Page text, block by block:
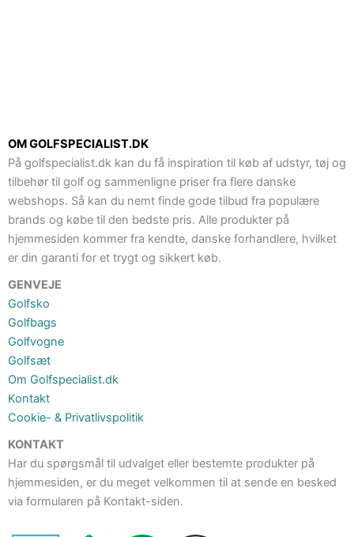
OM GOLFSPECIALIST.DK
På golfspecialist.dk kan du få inspiration til køb af udstyr, tøj og
tilbehør til golf og sammenligne priser fra flere danske
webshops. Så kan du nemt finde gode tilbud fra populære
brands og købe til den bedste pris. Alle produkter på
hjemmesiden kommer fra kendte, danske forhandlere, hvilket
er din garanti for et trygt og sikkert køb.
GENVEJE
Golfsko
Golfbags
Golfvogne
Golfsæt
Om Golfspecialist.dk
Kontakt
Cookie- & Privatlivspolitik
KONTAKT
Har du spørgsmål til udvalget eller bestemte produkter på
hjemmesiden, er du meget velkommen til at sende en besked
via formularen på Kontakt-siden.